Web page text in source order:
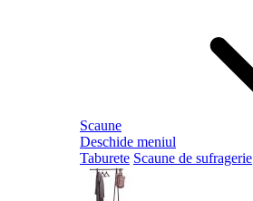
Scaune
Deschide meniul
Taburete Scaune de sufragerie